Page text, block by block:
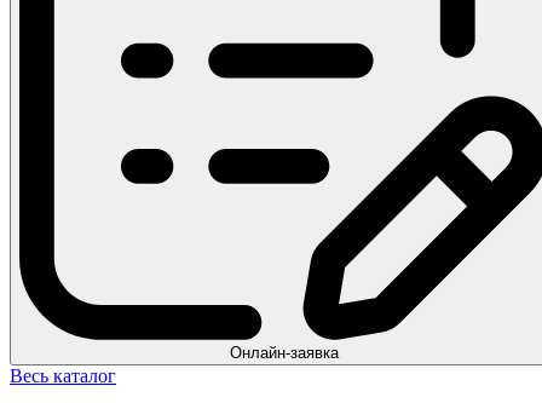
Онлайн-заявка
Весь каталог